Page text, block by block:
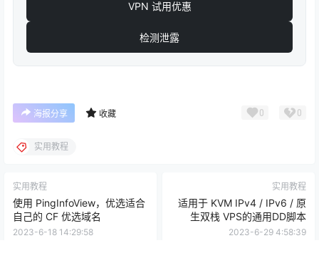
VPN 试用优惠
检测泄露
海报分享 收藏 0 0
实用教程
实用教程
使用 PingInfoView，优选适合
自己的 CF 优选域名
2023-6-18 14:29:58
实用教程
适用于 KVM IPv4 / IPv6 / 原
生双栈 VPS的通用DD脚本
2023-6-29 4:58:39